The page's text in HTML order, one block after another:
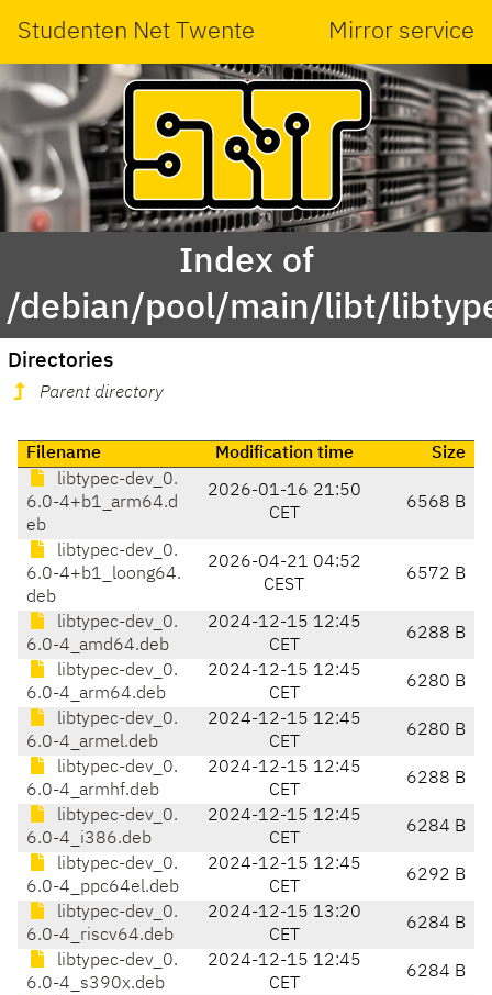
Studenten Net Twente Mirror service
Index of
/debian/pool/main/libt/
Directories
Parent directory
Filename Modification time
Size
libtypec-dev_0.
6.0-4+b1_arm64.d
eb
2026-01-16 21:50
CET
6568 B
libtypec-dev_0.
6.0-4+b1_loong64.
deb
2026-04-21 04:52
CEST
6572 B
libtypec-dev_0.
6.0-4_amd64.deb
2024-12-15 12:45
CET
6288 B
libtypec-dev_0.
6.0-4_arm64.deb
2024-12-15 12:45
CET
6280 B
libtypec-dev_0.
6.0-4_armel.deb
2024-12-15 12:45
CET
6280 B
libtypec-dev_0.
6.0-4_armhf.deb
2024-12-15 12:45
CET
6288 B
libtypec-dev_0.
6.0-4_i386.deb
2024-12-15 12:45
CET
6284 B
libtypec-dev_0.
6.0-4_ppc64el.deb
2024-12-15 12:45
CET
6292 B
libtypec-dev_0.
6.0-4_riscv64.deb
2024-12-15 13:20
CET
6284 B
libtypec-dev_0.
6.0-4_s390x.deb
2024-12-15 12:45
CET
6284 B